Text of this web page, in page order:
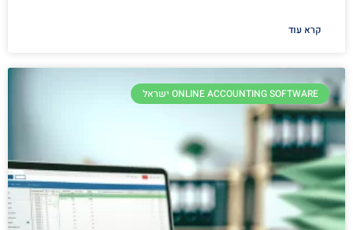
קרא עוד
ONLINE ACCOUNTING SOFTWARE ישראל